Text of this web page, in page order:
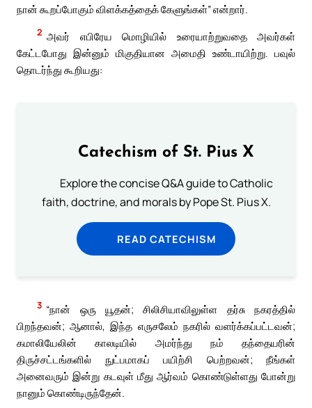
நான் கூறப்போகும் விளக்கத்தைக் கேளுங்கள்” என்றார்.
2 அவர் எபிரேய மொழியில் உரையாற்றுவதை அவர்கள்
கேட்டபோது இன்னும் மிகுதியான அமைதி உண்டாயிற்று. பவுல்
தொடர்ந்து கூறியது:
Catechism of St. Pius X
Explore the concise Q&A guide to Catholic
faith, doctrine, and morals by Pope St. Pius X.
READ CATECHISM
3 “நான் ஒரு யூதன்; சிலிசியாவிலுள்ள தர்சு நகரத்தில்
பிறந்தவன்; ஆனால், இந்த எருசலேம் நகரில் வளர்க்கப்பட்டவன்;
கமாலியேலின் காலடியில் அமர்ந்து நம் தந்தையரின்
திருச்சட்டங்களில் நுட்பமாகப் பயிற்சி பெற்றவன்; நீங்கள்
அனைவரும் இன்று கடவுள் மீது ஆர்வம் கொண்டுள்ளது போன்று
நானும் கொண்டிருந்தேன்.